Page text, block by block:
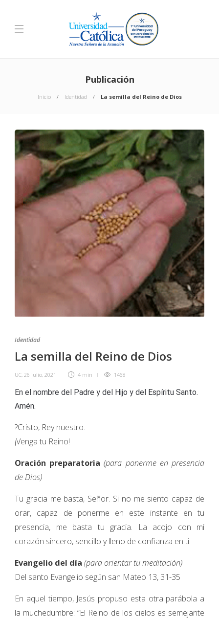
Publicación
Inicio Identidad La semilla del Reino de Dios
Identidad
La semilla del Reino de Dios
UC, 26 julio, 2021 4 min 1468
En el nombre del Padre y del Hijo y del Espíritu Santo.
Amén.
?Cristo, Rey nuestro.
¡Venga tu Reino!
Oración preparatoria (para ponerme en presencia
de Dios)
Tu gracia me basta, Señor. Si no me siento capaz de
orar, capaz de ponerme en este instante en tu
presencia, me basta tu gracia. La acojo con mi
corazón sincero, sencillo y lleno de confianza en ti.
Evangelio del día (para orientar tu meditación)
Del santo Evangelio según san Mateo 13, 31-35
En aquel tiempo, Jesús propuso esta otra parábola a
la muchedumbre: “El Reino de los cielos es semejante